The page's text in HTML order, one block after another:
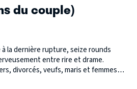
du couple)
la dernière rupture, seize rounds
entre rire et drame.
divorcés, veufs, maris et femmes…